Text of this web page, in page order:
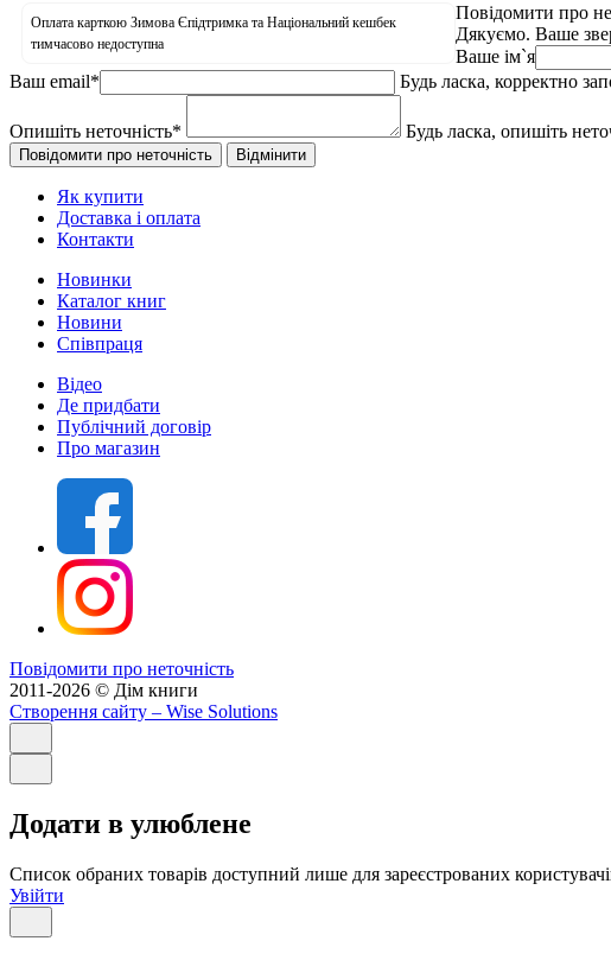
Оплата карткою Зимова Єпідтримка та Національний кешбек
тимчасово недоступна
Повідомити про
Дякуємо. Ваше
Ваше ім`я
Ваш email* Будь ласка, корректно
Опишіть неточність* Будь ласка, опишіть
Як купити
Доставка і оплата
Контакти
Новинки
Каталог книг
Новини
Співпраця
Відео
Де придбати
Публічний договір
Про магазин
Повідомити про неточність
2011-2026 © Дім книги
Створення сайту – Wise Solutions
Додати в улюблене
Список обраних товарів доступний лише для зареєстрованих
Увійти